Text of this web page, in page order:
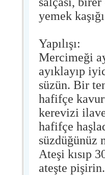
yemek
Yapılışı:
Mercimeği
ayıklayıp
süzün. Bir
hafifçe
kerevizi
hafifçe
süzdüğünüz
Ateşi kısıp
ateşte